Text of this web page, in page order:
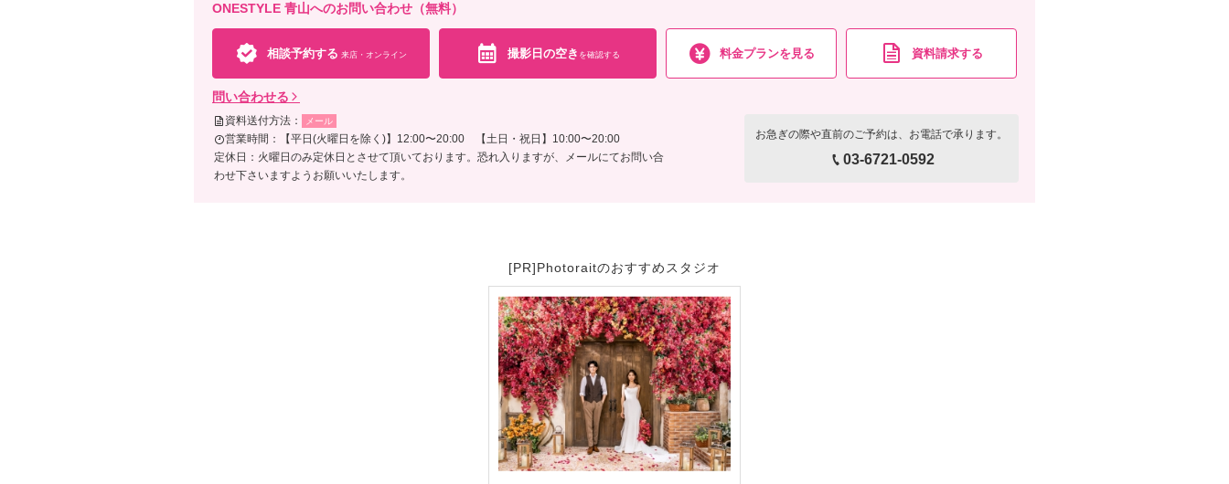
ONESTYLE 青山へのお問い合わせ（無料）
相談予約する 来店・オンライン 撮影日の空き を確認する 料金プランを見る 資料請求する
問い合わせる
資料送付方法： メール
営業時間：【平日(火曜日を除く)】12:00〜20:00 【土日・祝日】10:00〜20:00
定休日：火曜日のみ定休日とさせて頂いております。恐れ入りますが、メールにてお問い合
わせ下さいますようお願いいたします。
お急ぎの際や直前のご予約は、お電話で承ります。
03-6721-0592
[PR]Photoraitのおすすめスタジオ